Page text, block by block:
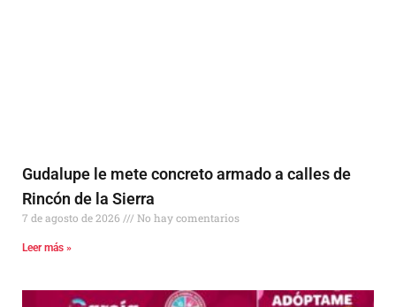
Gudalupe le mete concreto armado a calles de
Rincón de la Sierra
7 de agosto de 2026 No hay comentarios
Leer más »